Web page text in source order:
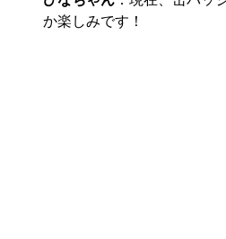
か楽しみです！